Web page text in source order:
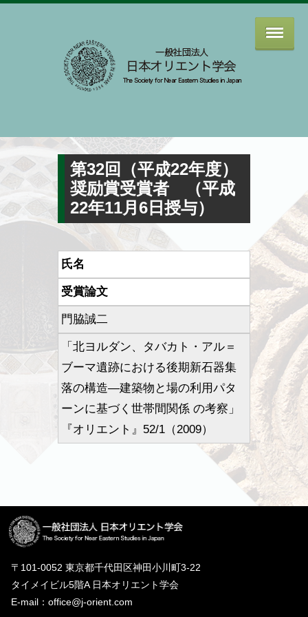
第32回（平成22年度）
奨励賞受賞者 （平成
22年11月6日授与）
氏名
受賞論文
門脇誠二
「北ヨルダン、タバカト・アル＝
ブーマ遺跡における後期新石器集
落の構造―建築物と場の利用パタ
ーンに基づく世帯間関係 の考察」
『オリエント』52/1（2009）
〒101-0052 東京都千代田区神田小川町3-22
タイメイビル5階A 日本オリエント学会
E-mail：office@j-orient.com